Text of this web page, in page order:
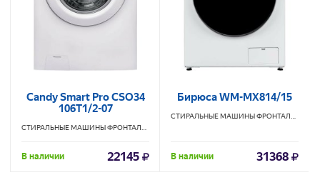
Candy Smart Pro CSO34
106T1/2-07
В наличии 22145
Бирюса WM-MX814/15
В наличии 31368